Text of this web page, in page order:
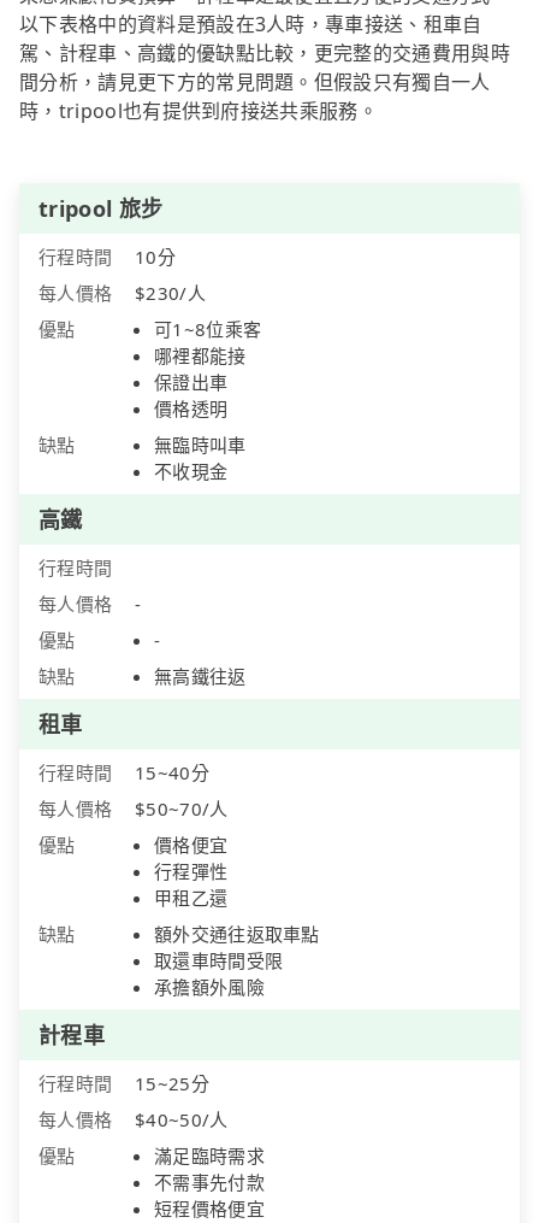
以下表格中的資料是預設在3人時，專車接送、租車自
駕、計程車、高鐵的優缺點比較，更完整的交通費用與時
間分析，請見更下方的常見問題。但假設只有獨自一人
時，tripool也有提供到府接送共乘服務。
tripool 旅步
行程時間
10分
每人價格
$230/人
優點
可1~8位乘客
哪裡都能接
保證出車
價格透明
缺點
無臨時叫車
不收現金
高鐵
行程時間
每人價格
-
優點
-
缺點
無高鐵往返
租車
行程時間
15~40分
每人價格
$50~70/人
優點
價格便宜
行程彈性
甲租乙還
缺點
額外交通往返取車點
取還車時間受限
承擔額外風險
計程車
行程時間
15~25分
每人價格
$40~50/人
優點
滿足臨時需求
不需事先付款
短程價格便宜